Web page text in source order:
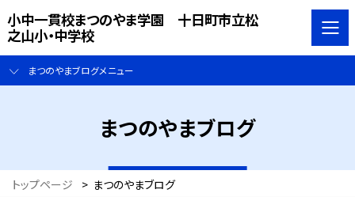
小中一貫校まつのやま学園 十日町市立松
之山小・中学校
まつのやまブログメニュー
まつのやまブログ
トップページ > まつのやまブログ